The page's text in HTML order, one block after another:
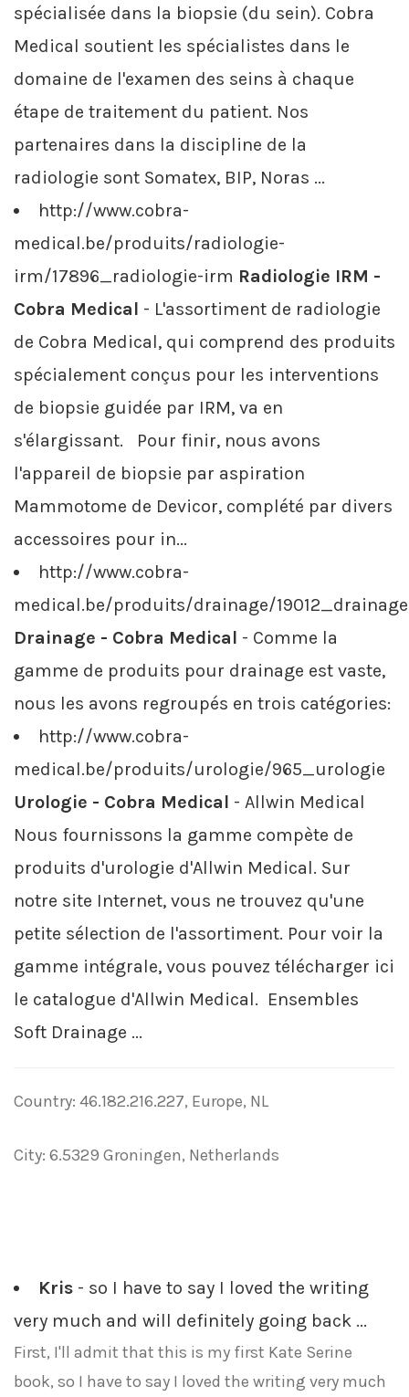
spécialisée dans la biopsie (du sein). Cobra
Medical soutient les spécialistes dans le
domaine de l'examen des seins à chaque
étape de traitement du patient. Nos
partenaires dans la discipline de la
radiologie sont Somatex, BIP, Noras ...
http://www.cobra-
medical.be/produits/radiologie-
irm/17896_radiologie-irm Radiologie IRM -
Cobra Medical - L'assortiment de radiologie
de Cobra Medical, qui comprend des produits
spécialement conçus pour les interventions
de biopsie guidée par IRM, va en
s'élargissant. Pour finir, nous avons
l'appareil de biopsie par aspiration
Mammotome de Devicor, complété par divers
accessoires pour in...
http://www.cobra-
medical.be/produits/drainage/19012_drainage
Drainage - Cobra Medical - Comme la
gamme de produits pour drainage est vaste,
nous les avons regroupés en trois catégories:
http://www.cobra-
medical.be/produits/urologie/965_urologie
Urologie - Cobra Medical - Allwin Medical
Nous fournissons la gamme compète de
produits d'urologie d'Allwin Medical. Sur
notre site Internet, vous ne trouvez qu'une
petite sélection de l'assortiment. Pour voir la
gamme intégrale, vous pouvez télécharger ici
le catalogue d'Allwin Medical. Ensembles
Soft Drainage ...
Country: 46.182.216.227, Europe, NL
City: 6.5329 Groningen, Netherlands
Kris - so I have to say I loved the writing
very much and will definitely going back ...
First, I'll admit that this is my first Kate Serine
book, so I have to say I loved the writing very much